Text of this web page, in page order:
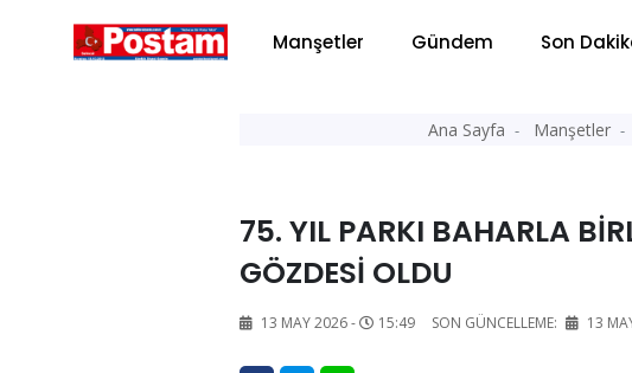
Manşetler Gündem Son
Ana Sayfa Manşetler
75. YIL PARKI BAHARLA
GÖZDESİ OLDU
13 MAY 2026 - 15:49 SON GÜNCELLEME: 13